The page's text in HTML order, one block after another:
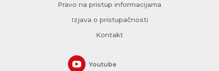
Pravo na pristup informacijama
Izjava o pristupačnosti
Kontakt
Youtube